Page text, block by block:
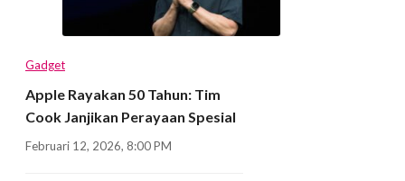
Gadget
Apple Rayakan 50 Tahun: Tim
Cook Janjikan Perayaan Spesial
Februari 12, 2026, 8:00 PM